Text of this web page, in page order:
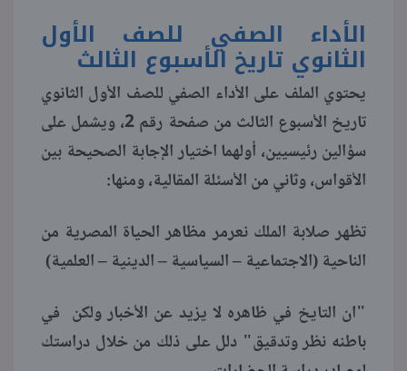
الأداء الصفي للصف الأول
الثانوي تاريخ الأسبوع الثالث
يحتوي الملف على الأداء الصفي للصف الأول الثانوي
تاريخ الأسبوع الثالث من صفحة رقم 2، ويشمل على
سؤالين رئيسيين، أولهما اختيار الإجابة الصحيحة بين
الأقواس، وثاني من الأسئلة المقالية، ومنها:
تظهر صلابة الملك نعرمر مظاهر الحياة المصرية من
الناحية (الاجتماعية – السياسية – الدينية – العلمية)
"ان التايخ في ظاهره لا يزيد عن الأخبار ولكن في
باطنه نظر وتدقيق" دلل على ذلك من خلال دراستك